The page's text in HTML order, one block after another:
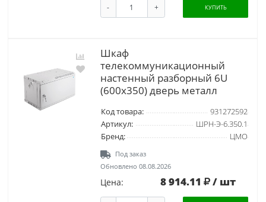
- + КУПИТЬ
Шкаф
телекоммуникационный
настенный разборный 6U
(600х350) дверь металл
Код товара:
931272592
Артикул:
ШРН-Э-6.350.1
Бренд:
ЦМО
Под заказ
Обновлено 08.08.2026
Цена: 8 914.11 / шт